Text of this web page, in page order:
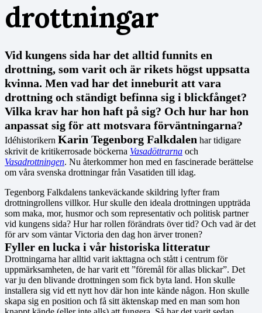
drottningar
Vid kungens sida har det alltid funnits en
drottning, som varit och är rikets högst uppsatta
kvinna. Men vad har det inneburit att vara
drottning och ständigt befinna sig i blickfånget?
Vilka krav har hon haft på sig? Och hur har hon
anpassat sig för att motsvara förväntningarna?
Idéhistorikern Karin Tegenborg Falkdalen har tidigare
skrivit de kritikerrosade böckerna Vasadöttrarna och
Vasadrottningen. Nu återkommer hon med en fascinerade berättelse
om våra svenska drottningar från Vasatiden till idag.
Tegenborg Falkdalens tankeväckande skildring lyfter fram
drottningrollens villkor. Hur skulle den ideala drottningen uppträda
som maka, mor, husmor och som representativ och politisk partner
vid kungens sida? Hur har rollen förändrats över tid? Och vad är det
för arv som väntar Victoria den dag hon ärver tronen?
Fyller en lucka i vår historiska litteratur
Drottningarna har alltid varit iakttagna och stått i centrum för
uppmärksamheten, de har varit ett ”föremål för allas blickar”. Det
var ju den blivande drottningen som fick byta land. Hon skulle
installera sig vid ett nytt hov där hon inte kände någon. Hon skulle
skapa sig en position och få sitt äktenskap med en man som hon